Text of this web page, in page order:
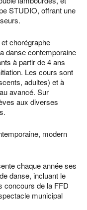
STUDIO, offrant une
chorégraphe
danse contemporaine
à partir de 4 ans
Les cours sont
adultes) et à
avancé. Sur
aux diverses
modern
chaque année ses
danse, incluant le
concours de la FFD
municipal